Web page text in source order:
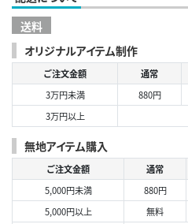
送料
オリジナルアイテム制作
ご注文金額 通常
3万円未満
880円
3万円以上
無地アイテム購入
ご注文金額 通常
5,000円未満
880円
5,000円以上
無料